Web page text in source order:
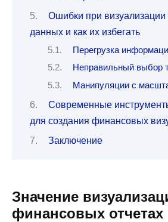
Ошибки при
данных и как их избегать
Перегрузка
Неправильный выбор
Манипуляции с
Современные
для создания финансовых
Заключение
Значение
финансовых отчетах